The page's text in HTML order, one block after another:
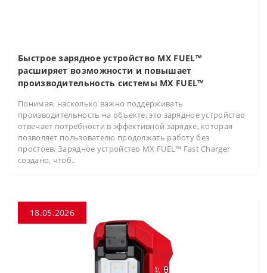
Быстрое зарядное устройство MX FUEL™
расширяет возможности и повышает
производительность системы MX FUEL™
Понимая, насколько важно поддерживать
производительность на объекте, это зарядное устройство
отвечает потребности в эффективной зарядке, которая
позволяет пользователю продолжать работу без
простоев. Зарядное устройство MX FUEL™ Fast Charger
создано, чтоб..
18.05.2026